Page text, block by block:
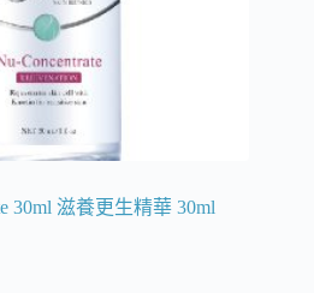
30ml 滋養更生精華 30ml